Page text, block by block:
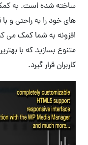
های خود را به راحتی و
افزونه به شما کمک می
متنوع بسازید که با
کاربران قرار گیرد.